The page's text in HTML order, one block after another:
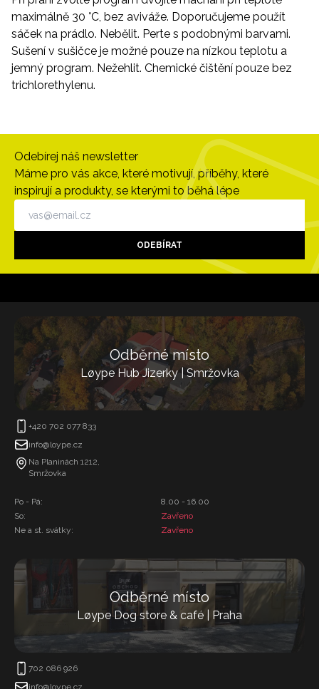
maximálně 30 °C, bez aviváže. Doporučujeme použít
sáček na prádlo. Nebělit. Perte s podobnými barvami.
Sušení v sušičce je možné pouze na nízkou teplotu a
jemný program. Nežehlit. Chemické čištění pouze bez
trichlorethylenu.
Odebírej náš newsletter
Máme pro vás akce, které motivují, příběhy, které
inspirují a produkty, se kterými to běhá lépe
ODEBÍRAT
Odběrné místo
Løype Hub Jizerky | Smržovka
+420 702 077 833
info@loype.cz
Na Planinách 1212,
Smržovka
Po - Pá:
So:
Ne a st. svátky:
8.00 - 16.00
Zavřeno
Zavřeno
Odběrné místo
Løype Dog store & café | Praha
702 086 926
info@loype.cz